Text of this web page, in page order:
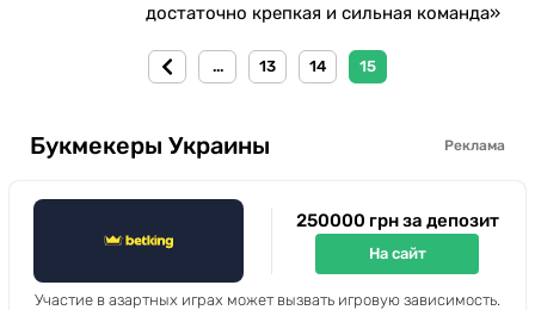
достаточно крепкая и сильная команда»
... 13 14 15
Букмекеры Украины Реклама
250000 грн за депозит
На сайт
Участие в азартных играх может вызвать игровую зависимость.